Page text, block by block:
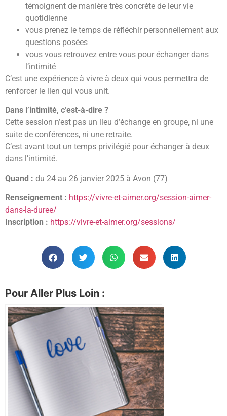
témoignent de manière très concrète de leur vie
quotidienne
vous prenez le temps de réfléchir personnellement aux
questions posées
vous vous retrouvez entre vous pour échanger dans
l’intimité
C’est une expérience à vivre à deux qui vous permettra de
renforcer le lien qui vous unit.
Dans l’intimité, c’est-à-dire ?
Cette session n’est pas un lieu d’échange en groupe, ni une
suite de conférences, ni une retraite.
C’est avant tout un temps privilégié pour échanger à deux
dans l’intimité.
Quand : du 24 au 26 janvier 2025 à Avon (77)
Renseignement : https://vivre-et-aimer.org/session-aimer-
dans-la-duree/
Inscription : https://vivre-et-aimer.org/sessions/
Pour Aller Plus Loin :